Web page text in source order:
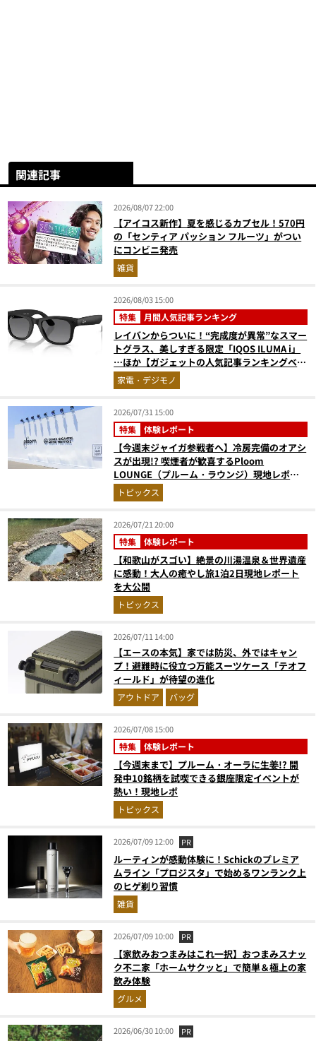
関連記事
2026/08/07 22:00
【アイコス新作】夏を感じるカプセル！570円
の「センティア パッション フルーツ」がつい
にコンビニ発売
雑貨
2026/08/03 15:00
特集 月間人気記事ランキング
レイバンからついに！“完成度が異常”なスマー
トグラス、美しすぎる限定「IQOS ILUMA i」
…ほか【ガジェットの人気記事ランキングベス
ト3】（2026年6月版）
家電・デジモノ
2026/07/31 15:00
特集 体験レポート
【今週末ジャイガ参戦者へ】冷房完備のオアシ
スが出現!? 喫煙者が歓喜するPloom
LOUNGE（プルーム・ラウンジ）現地レポ。
涼しい特設喫煙所で音楽の余韻とともに一服
を！
トピックス
2026/07/21 20:00
特集 体験レポート
【和歌山がスゴい】絶景の川湯温泉＆世界遺産
に感動！大人の癒やし旅1泊2日現地レポート
を大公開
トピックス
2026/07/11 14:00
【エースの本気】家では防災、外ではキャン
プ！避難時に役立つ万能スーツケース「テオフ
ィールド」が待望の進化
アウトドア バッグ
2026/07/08 15:00
特集 体験レポート
【今週末まで】プルーム・オーラに生姜!? 開
発中10銘柄を試喫できる銀座限定イベントが
熱い！現地レポ
トピックス
2026/07/09 12:00 PR
ルーティンが感動体験に！Schickのプレミア
ムライン「プロジスタ」で始めるワンランク上
のヒゲ剃り習慣
雑貨
2026/07/09 10:00 PR
【家飲みおつまみはこれ一択】おつまみスナッ
ク不二家「ホームサクッと」で簡単＆極上の家
飲み体験
グルメ
2026/06/30 10:00 PR